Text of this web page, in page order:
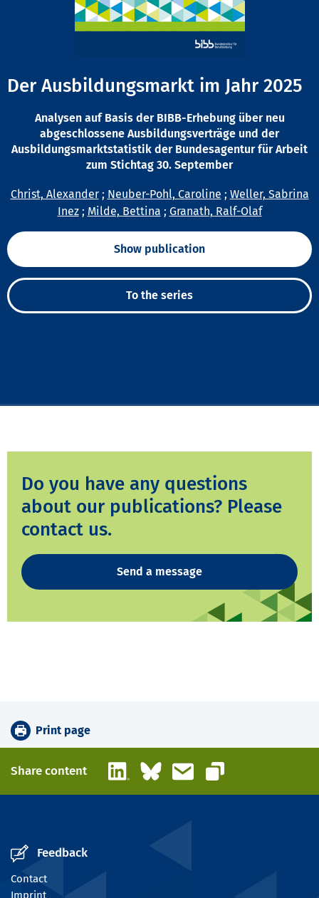
Der Ausbildungsmarkt im Jahr 2025
Analysen auf Basis der BIBB-Erhebung über neu
abgeschlossene Ausbildungsverträge und der
Ausbildungsmarktstatistik der Bundesagentur für Arbeit
zum Stichtag 30. September
Christ, Alexander; Neuber-Pohl, Caroline ; Weller, Sabrina
Inez; Milde, Bettina ; Granath, Ralf-Olaf
Show publication
To the series
Do you have any questions
about our publications? Please
contact us.
Send a message
Print page
Share content LinkedInBlueskyEmail
Copy link
Feedback
Contact
Imprint